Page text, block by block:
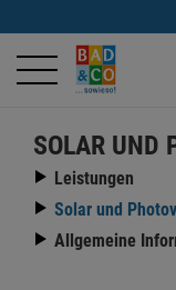
SOLAR UND
Leistungen
Solar und
Allgemeine